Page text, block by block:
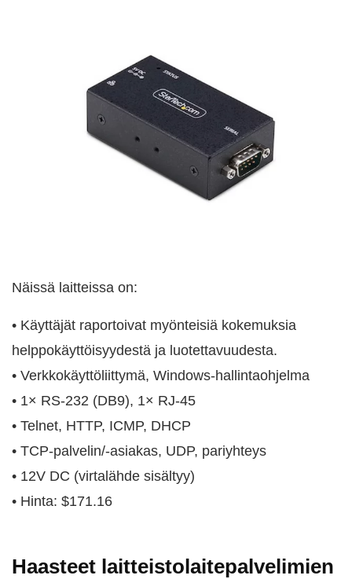
Näissä laitteissa on:
• Käyttäjät raportoivat myönteisiä kokemuksia
helppokäyttöisyydestä ja luotettavuudesta.
• Verkkokäyttöliittymä, Windows-hallintaohjelma
• 1× RS-232 (DB9), 1× RJ-45
• Telnet, HTTP, ICMP, DHCP
• TCP-palvelin/-asiakas, UDP, pariyhteys
• 12V DC (virtalähde sisältyy)
• Hinta: $171.16
Haasteet laitteistolaitepalvelimien